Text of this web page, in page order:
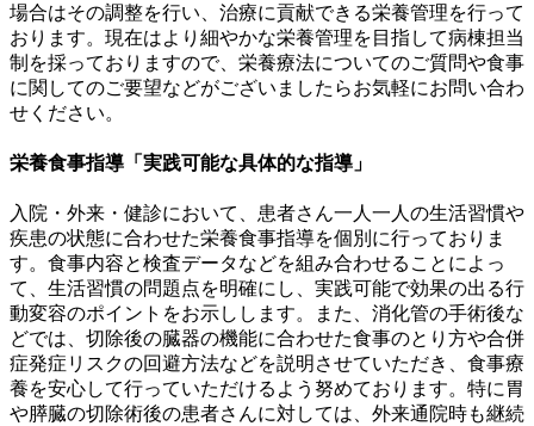
場合はその調整を行い、治療に貢献できる栄養管理を行って
おります。現在はより細やかな栄養管理を目指して病棟担当
制を採っておりますので、栄養療法についてのご質問や食事
に関してのご要望などがございましたらお気軽にお問い合わ
せください。
栄養食事指導「実践可能な具体的な指導」
入院・外来・健診において、患者さん一人一人の生活習慣や
疾患の状態に合わせた栄養食事指導を個別に行っておりま
す。食事内容と検査データなどを組み合わせることによっ
て、生活習慣の問題点を明確にし、実践可能で効果の出る行
動変容のポイントをお示しします。また、消化管の手術後な
どでは、切除後の臓器の機能に合わせた食事のとり方や合併
症発症リスクの回避方法などを説明させていただき、食事療
養を安心して行っていただけるよう努めております。特に胃
や膵臓の切除術後の患者さんに対しては、外来通院時も継続